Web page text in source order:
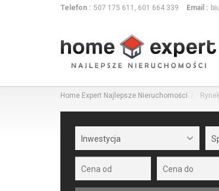
Telefon : 507 175 611, 601 664 339 Email :
Home Expert Najlepsze Nieruchomości
Inwestycja